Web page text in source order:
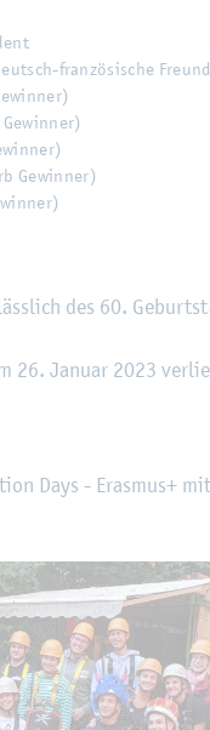
fran­zö­si­sche
Ge­win­ner)
des 60.
26. Ja­nu­ar 2023
Days - Eras­mus+